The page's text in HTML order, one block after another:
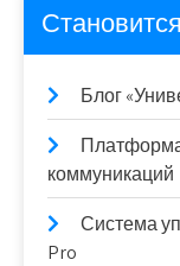
Блог
коммуникаций
Система
Pro